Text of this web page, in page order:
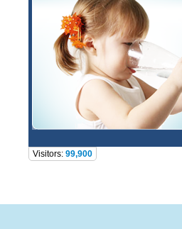
Visitors: 99,900